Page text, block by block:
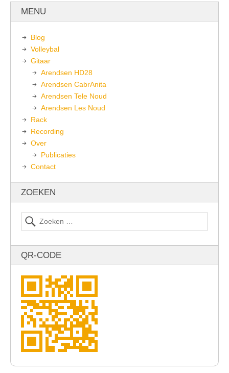
MENU
Blog
Volleybal
Gitaar
Arendsen HD28
Arendsen CabrAnita
Arendsen Tele Noud
Arendsen Les Noud
Rack
Recording
Over
Publicaties
Contact
ZOEKEN
QR-CODE